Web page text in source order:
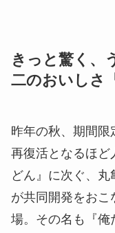
きっと驚く、
二のおいしさ
昨年の秋、期間限
再復活となるほど
どん』に次ぐ、
が共同開発をおこ
場。その名も『俺